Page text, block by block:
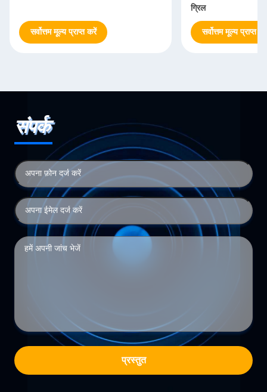
सर्वोत्तम मूल्य प्राप्त करें
ग्रिल
सर्वोत्तम मूल्य प्राप्त
संपर्क
प्रस्तुत